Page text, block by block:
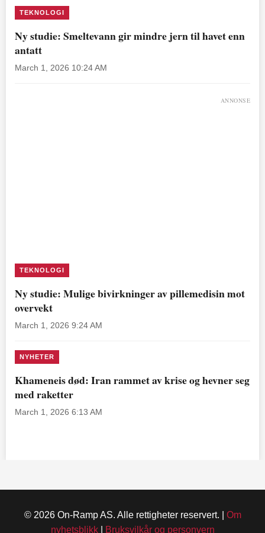
TEKNOLOGI
Ny studie: Smeltevann gir mindre jern til havet enn
antatt
March 1, 2026 10:24 AM
ANNONSE
TEKNOLOGI
Ny studie: Mulige bivirkninger av pillemedisin mot
overvekt
March 1, 2026 9:24 AM
NYHETER
Khameneis død: Iran rammet av krise og hevner seg
med raketter
March 1, 2026 6:13 AM
© 2026 On-Ramp AS. Alle rettigheter reservert. | Om
nyhetsblikk| Bruksvilkår og personvern